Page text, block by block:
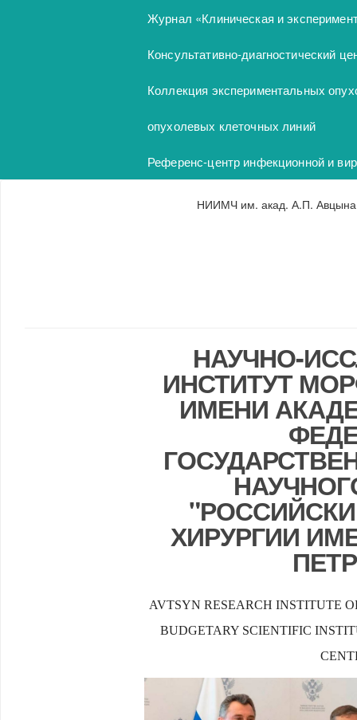
Журнал «Клиническая и
Консультативно-диагностический
Коллекция экспериментальных
опухолевых клеточных линий
Референс-центр инфекционной и
НИИМЧ им. акад. А.П.
НАУЧНО-
ИНСТИТУТ
ИМЕНИ
ХИРУРГИИ
AVTSYN RESEARCH INSTITUTE
BUDGETARY SCIENTIFIC